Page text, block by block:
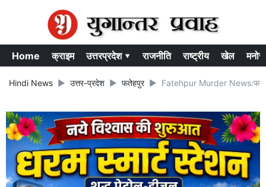
Home क्राइम उत्तरप्रदेश ▾ राजनीति राष्ट्रीय खेल
Hindi News उत्तर-प्रदेश फतेहपुर Fatehpur Murder